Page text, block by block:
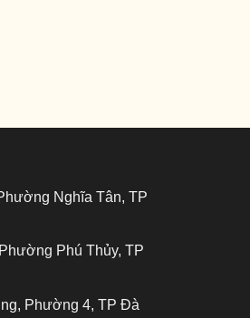
Nghĩa Tân, TP
Phú Thủy, TP
Phường 4, TP Đà